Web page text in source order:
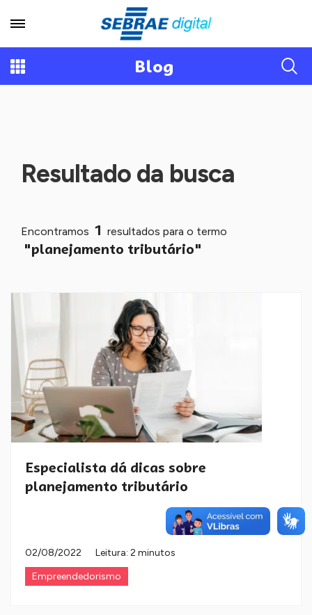
Blog
Resultado da busca
Encontramos 1 resultados para o termo
"planejamento tributário"
Especialista dá dicas sobre
planejamento tributário
02/08/2022
Leitura: 2 minutos
Empreendedorismo